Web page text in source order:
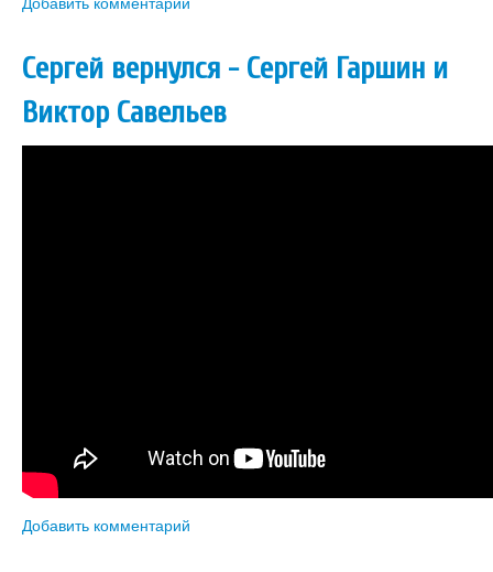
Сергей вернулся - Сергей Гаршин и
Виктор Савельев
Добавить комментарий